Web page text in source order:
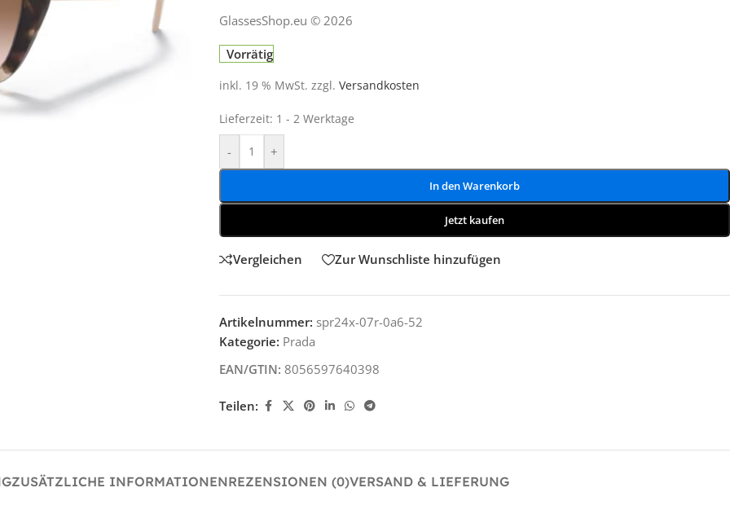
GlassesShop.eu © 2026
Vorrätig
inkl. 19 % MwSt. zzgl. Versandkosten
Lieferzeit: 1 - 2 Werktage
- +
In den Warenkorb
Jetzt kaufen
Vergleichen Zur Wunschliste hinzufügen
Artikelnummer: spr24x-07r-0a6-52
Kategorie: Prada
EAN/GTIN: 8056597640398
Teilen:
ZUSÄTZLICHE INFORMATIONENREZENSIONEN (0)VERSAND & LIEFERUNG